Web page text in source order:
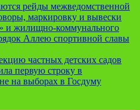
рейды межведомственной
маркировку и вывески
и жилищно-коммунального
Аллею спортивной славы
частных детских садов
первую строку в
на выборах в Госдуму